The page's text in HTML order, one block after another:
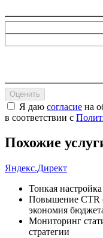
Оценить
Я даю согласие на
в соответствии с
Похожие
Яндекс.Директ
Тонкая
Повышение CTR
экономия
Мониторинг
стратегии